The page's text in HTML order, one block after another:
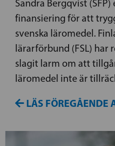
Sandra Bergqvist
finansiering för att
svenska läromedel.
lärarförbund (FSL) har
slagit larm om att
läromedel inte är
LÄS FÖREGÅENDE